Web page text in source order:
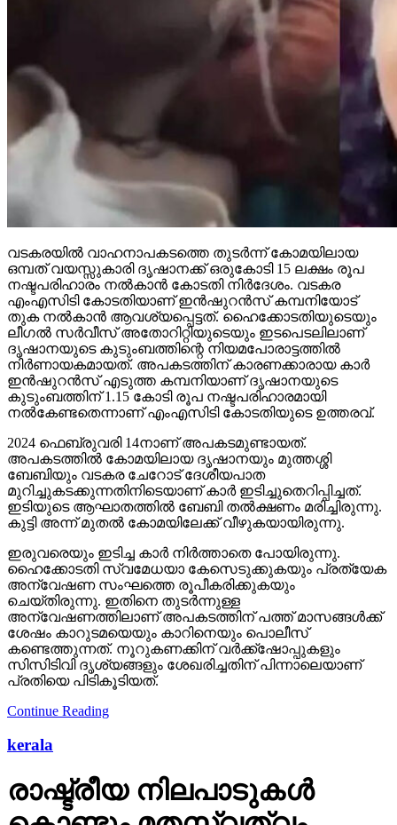
വടകരയില്‍ വാഹനാപകടത്തെ തുടര്‍ന്ന് കോമയിലായ
ഒമ്പത് വയസ്സുകാരി ദൃഷാനക്ക് ഒരുകോടി 15 ലക്ഷം രൂപ
നഷ്ടപരിഹാരം നല്‍കാന്‍ കോടതി നിര്‍ദേശം. വടകര
എംഎസിടി കോടതിയാണ് ഇന്‍ഷുറന്‍സ് കമ്പനിയോട്
തുക നല്‍കാന്‍ ആവശ്യപ്പെട്ടത്. ഹൈക്കോടതിയുടെയും
ലീഗല്‍ സര്‍വീസ് അതോറിറ്റിയുടെയും ഇടപെടലിലാണ്
ദൃഷാനയുടെ കുടുംബത്തിന്റെ നിയമപോരാട്ടത്തില്‍
നിര്‍ണായകമായത്. അപകടത്തിന് കാരണക്കാരായ കാര്‍
ഇന്‍ഷുറന്‍സ് എടുത്ത കമ്പനിയാണ് ദൃഷാനയുടെ
കുടുംബത്തിന് 1.15 കോടി രൂപ നഷ്ടപരിഹാരമായി
നല്‍കേണ്ടതെന്നാണ് എംഎസിടി കോടതിയുടെ ഉത്തരവ്.
2024 ഫെബ്രുവരി 14നാണ് അപകടമുണ്ടായത്.
അപകടത്തില്‍ കോമയിലായ ദൃഷാനയും മുത്തശ്ശി
ബേബിയും വടകര ചേറോട് ദേശീയപാത
മുറിച്ചുകടക്കുന്നതിനിടെയാണ് കാര്‍ ഇടിച്ചുതെറിപ്പിച്ചത്.
ഇടിയുടെ ആഘാതത്തില്‍ ബേബി തല്‍ക്ഷണം മരിച്ചിരുന്നു.
കുട്ടി അന്ന് മുതല്‍ കോമയിലേക്ക് വീഴുകയായിരുന്നു.
ഇരുവരെയും ഇടിച്ച കാര്‍ നിര്‍ത്താതെ പോയിരുന്നു.
ഹൈക്കോടതി സ്വമേധയാ കേസെടുക്കുകയും പ്രത്യേക
അന്വേഷണ സംഘത്തെ രൂപീകരിക്കുകയും
ചെയ്തിരുന്നു. ഇതിനെ തുടര്‍ന്നുള്ള
അന്വേഷണത്തിലാണ് അപകടത്തിന് പത്ത് മാസങ്ങള്‍ക്ക്
ശേഷം കാറുടമയെയും കാറിനെയും പൊലീസ്
കണ്ടെത്തുന്നത്. നൂറുകണക്കിന് വര്‍ക്ക്‌ഷോപ്പുകളും
സിസിടിവി ദൃശ്യങ്ങളും ശേഖരിച്ചതിന് പിന്നാലെയാണ്
പ്രതിയെ പിടികൂടിയത്.
Continue Reading
kerala
രാഷ്ട്രീയ നിലപാടുകള്‍